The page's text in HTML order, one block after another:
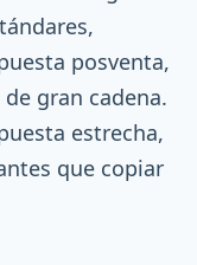
posventa,
gran cadena.
estrecha,
que copiar